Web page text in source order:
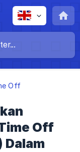
Off
Off